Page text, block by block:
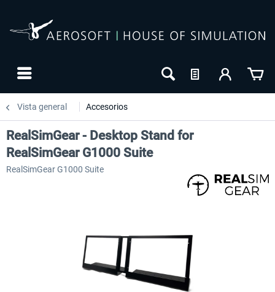
Vista general Accesorios
RealSimGear - Desktop Stand for
RealSimGear G1000 Suite
RealSimGear G1000 Suite